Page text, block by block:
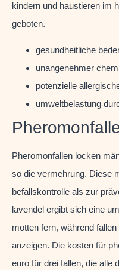
kindern und haustieren im
geboten.
gesundheitliche
unangenehmer
potenzielle
umweltbelastung
Pheromonfallen locken
so die vermehrung. Diese
befallskontrolle als zur
lavendel ergibt sich eine
motten fern, während
anzeigen. Die kosten für
euro für drei fallen, die alle